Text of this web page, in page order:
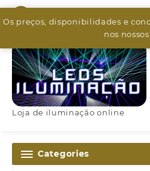
Os preços, disponibilidades e
nos
Skip
to
Loja de iluminação online
Categories